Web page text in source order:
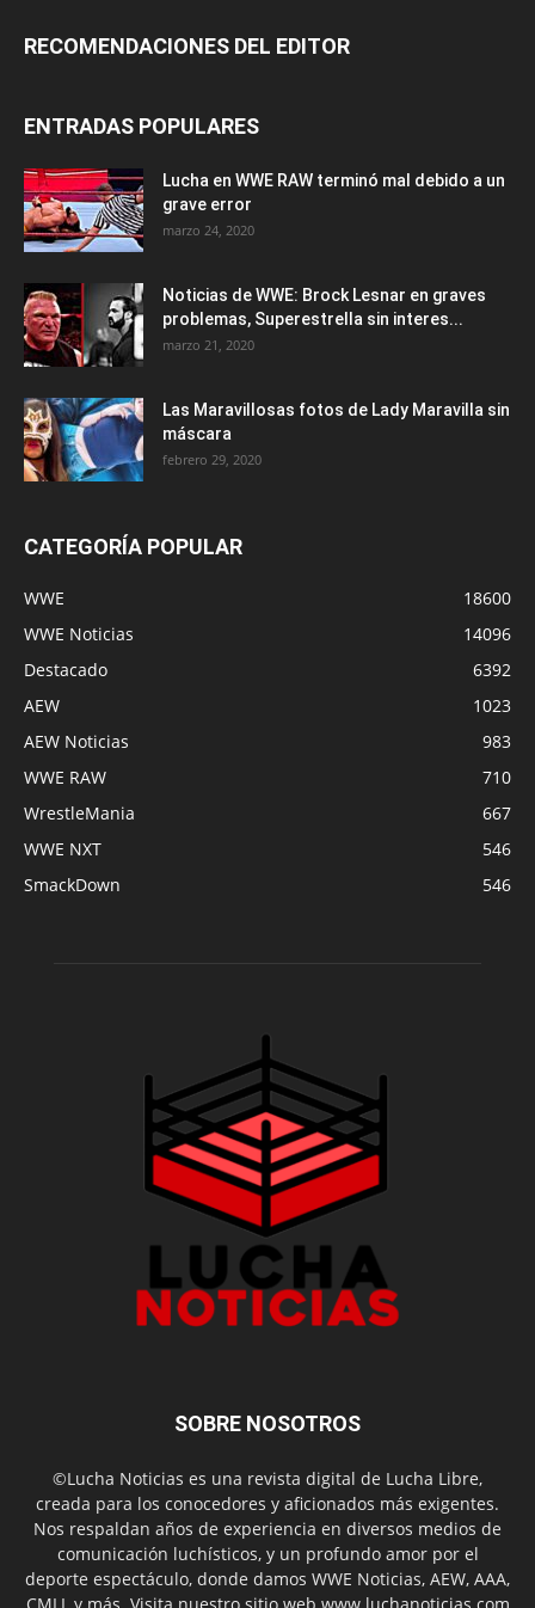
RECOMENDACIONES DEL EDITOR
ENTRADAS POPULARES
Lucha en WWE RAW terminó mal debido a un
grave error
marzo 24, 2020
Noticias de WWE: Brock Lesnar en graves
problemas, Superestrella sin interes...
marzo 21, 2020
Las Maravillosas fotos de Lady Maravilla sin
máscara
febrero 29, 2020
CATEGORÍA POPULAR
WWE
18600
WWE Noticias
14096
Destacado
6392
AEW
1023
AEW Noticias
983
WWE RAW
710
WrestleMania
667
WWE NXT
546
SmackDown
546
SOBRE NOSOTROS
©Lucha Noticias es una revista digital de Lucha Libre,
creada para los conocedores y aficionados más exigentes.
Nos respaldan años de experiencia en diversos medios de
comunicación luchísticos, y un profundo amor por el
deporte espectáculo, donde damos WWE Noticias, AEW, AAA,